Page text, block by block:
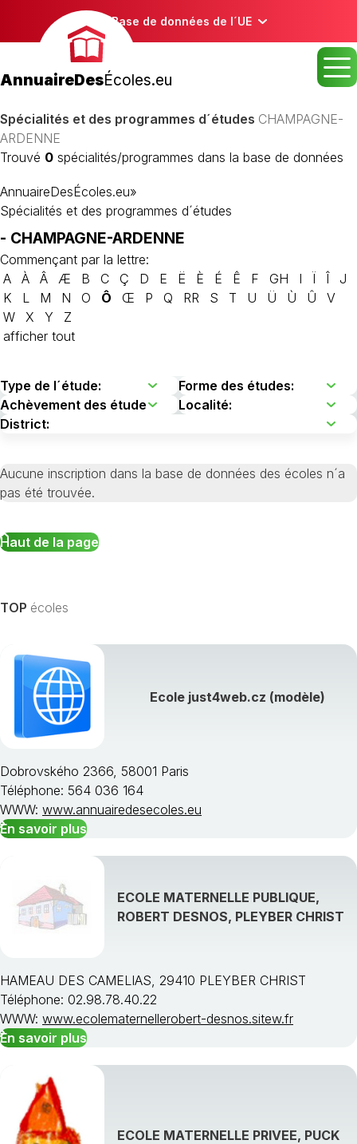
Base de données de l´UE
AnnuaireDesÉcoles.eu
Spécialités et des programmes d´études CHAMPAGNE-
ARDENNE
Trouvé 0 spécialités/programmes dans la base de données
AnnuaireDesÉcoles.eu»
Spécialités et des programmes d´études
- CHAMPAGNE-ARDENNE
Commençant par la lettre:
A
À Â Æ B C Ç D E Ë È É Ê F GH I Ï Î
J
K
L M N O Ô Œ P Q RR S T U Ü Ù Û
V
W
X Y
Z
afficher tout
Aucune inscription dans la base de données des écoles n´a
pas été trouvée.
Haut de la page
TOP écoles
Ecole just4web.cz (modèle)
Dobrovského 2366, 58001 Paris
Téléphone: 564 036 164
WWW: www.annuairedesecoles.eu
En savoir plus
ECOLE MATERNELLE PUBLIQUE,
ROBERT DESNOS, PLEYBER CHRIST
HAMEAU DES CAMELIAS, 29410 PLEYBER CHRIST
Téléphone: 02.98.78.40.22
WWW: www.ecolematernellerobert-desnos.sitew.fr
En savoir plus
ECOLE MATERNELLE PRIVEE, PUCK